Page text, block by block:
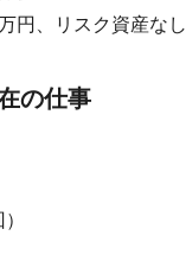
円、リスク資産なし
の仕事